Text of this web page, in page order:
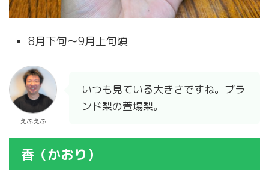
8月下旬～9月上旬頃
えふえふ
いつも見ている大きさですね。ブラ
ンド梨の萱場梨。
香（かおり）